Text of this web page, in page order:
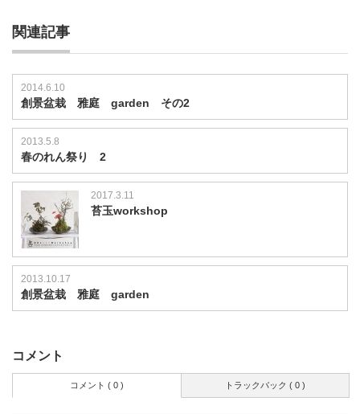
関連記事
2014.6.10
創景盆栽 雅庭 garden その2
2013.5.8
春のれん祭り 2
2017.3.11
苔玉workshop
2013.10.17
創景盆栽 雅庭 garden
コメント
トラックバック ( 0 )
コメント ( 0 )